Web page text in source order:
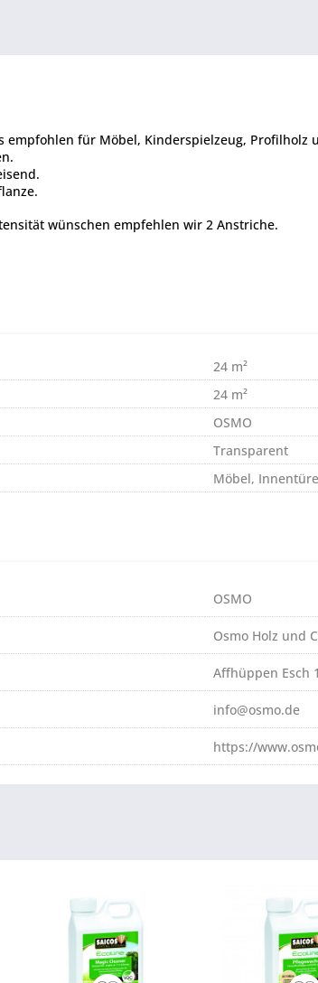
für Möbel, Kinderspielzeug, Profilholz
wünschen empfehlen wir 2 Anstriche.
24 m²
24 m²
OSMO
Transparent
Möbel,
OSMO
Osmo Holz und
Affhüppen Esch
info@osmo.de
https://